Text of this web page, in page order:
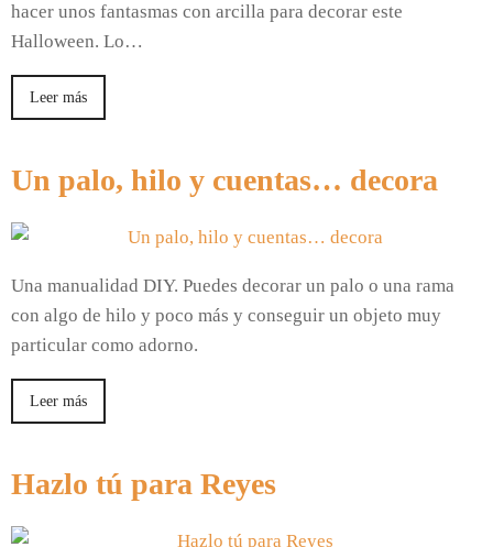
hacer unos fantasmas con arcilla para decorar este
Halloween. Lo…
Leer más
Un palo, hilo y cuentas… decora
Una manualidad DIY. Puedes decorar un palo o una rama
con algo de hilo y poco más y conseguir un objeto muy
particular como adorno.
Leer más
Hazlo tú para Reyes